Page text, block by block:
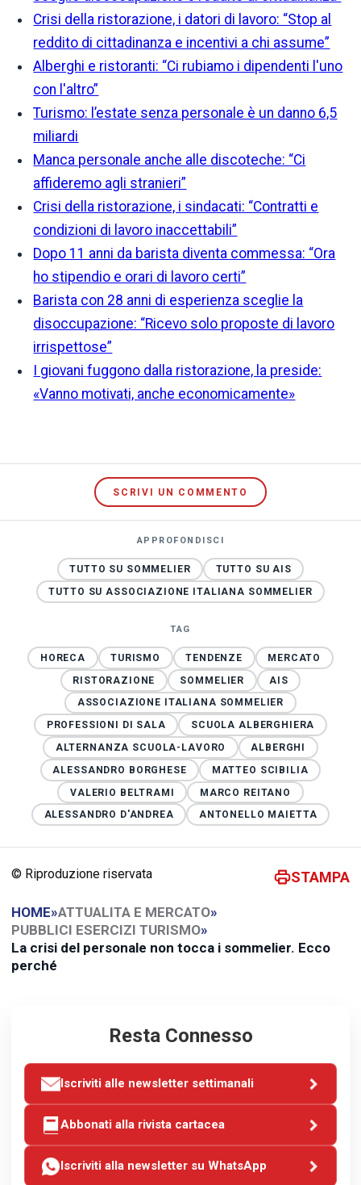
Crisi della ristorazione, i datori di lavoro: “Stop al
reddito di cittadinanza e incentivi a chi assume”
Alberghi e ristoranti: “Ci rubiamo i dipendenti l'uno
con l'altro”
Turismo: l’estate senza personale è un danno 6,5
miliardi
Manca personale anche alle discoteche: “Ci
affideremo agli stranieri”
Crisi della ristorazione, i sindacati: “Contratti e
condizioni di lavoro inaccettabili”
Dopo 11 anni da barista diventa commessa: “Ora
ho stipendio e orari di lavoro certi”
Barista con 28 anni di esperienza sceglie la
disoccupazione: “Ricevo solo proposte di lavoro
irrispettose”
I giovani fuggono dalla ristorazione, la preside:
«Vanno motivati, anche economicamente»
SCRIVI UN COMMENTO
APPROFONDISCI
TUTTO SU SOMMELIER
TUTTO SU AIS
TUTTO SU ASSOCIAZIONE ITALIANA SOMMELIER
TAG
HORECA TURISMO TENDENZE
MERCATO
RISTORAZIONE
SOMMELIER
AIS
ASSOCIAZIONE ITALIANA SOMMELIER
PROFESSIONI DI SALA
SCUOLA ALBERGHIERA
ALTERNANZA SCUOLA-LAVORO
ALBERGHI
ALESSANDRO BORGHESE
MATTEO SCIBILIA
VALERIO BELTRAMI
MARCO REITANO
ALESSANDRO D'ANDREA
ANTONELLO MAIETTA
© Riproduzione riservata STAMPA
HOME»ATTUALITA E MERCATO»
PUBBLICI ESERCIZI TURISMO»
La crisi del personale non tocca i sommelier. Ecco
perché
Resta Connesso
Iscriviti alle newsletter settimanali
Abbonati alla rivista cartacea
Iscriviti alla newsletter su WhatsApp